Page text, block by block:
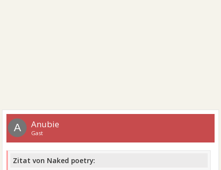
A Anubie
Gast
Zitat von Naked poetry: